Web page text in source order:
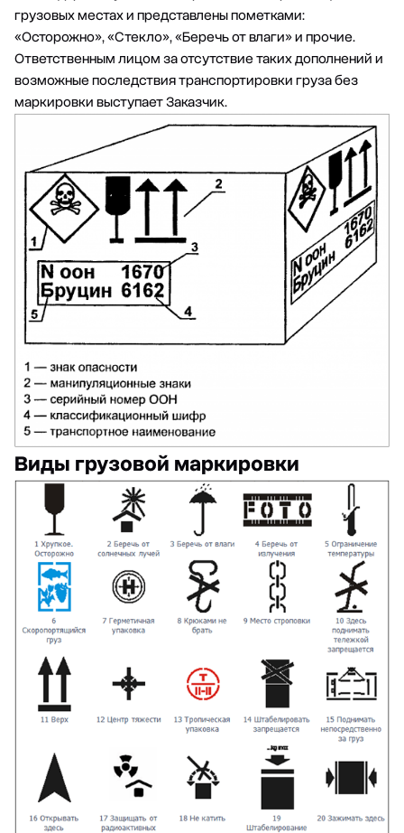
грузовых местах и представлены пометками:
«Осторожно», «Стекло», «Беречь от влаги» и прочие.
Ответственным лицом за отсутствие таких дополнений и
возможные последствия транспортировки груза без
маркировки выступает Заказчик.
Виды грузовой маркировки